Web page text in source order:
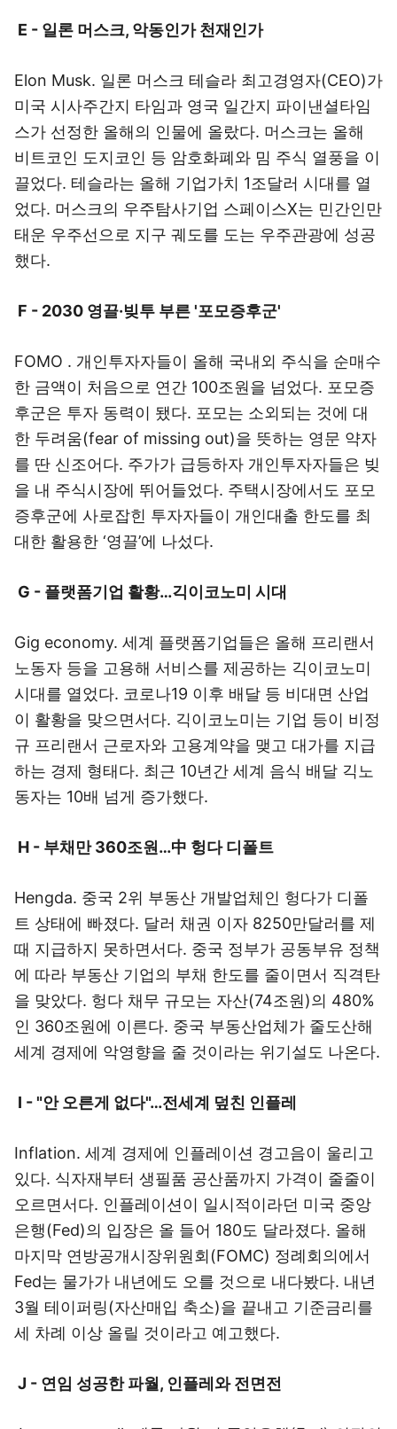
E - 일론 머스크, 악동인가 천재인가
Elon Musk. 일론 머스크 테슬라 최고경영자(CEO)가
미국 시사주간지 타임과 영국 일간지 파이낸셜타임
스가 선정한 올해의 인물에 올랐다. 머스크는 올해
비트코인 도지코인 등 암호화폐와 밈 주식 열풍을 이
끌었다. 테슬라는 올해 기업가치 1조달러 시대를 열
었다. 머스크의 우주탐사기업 스페이스X는 민간인만
태운 우주선으로 지구 궤도를 도는 우주관광에 성공
했다.
F - 2030 영끌·빚투 부른 '포모증후군'
FOMO . 개인투자자들이 올해 국내외 주식을 순매수
한 금액이 처음으로 연간 100조원을 넘었다. 포모증
후군은 투자 동력이 됐다. 포모는 소외되는 것에 대
한 두려움(fear of missing out)을 뜻하는 영문 약자
를 딴 신조어다. 주가가 급등하자 개인투자자들은 빚
을 내 주식시장에 뛰어들었다. 주택시장에서도 포모
증후군에 사로잡힌 투자자들이 개인대출 한도를 최
대한 활용한 ‘영끌’에 나섰다.
G - 플랫폼기업 활황…긱이코노미 시대
Gig economy. 세계 플랫폼기업들은 올해 프리랜서
노동자 등을 고용해 서비스를 제공하는 긱이코노미
시대를 열었다. 코로나19 이후 배달 등 비대면 산업
이 활황을 맞으면서다. 긱이코노미는 기업 등이 비정
규 프리랜서 근로자와 고용계약을 맺고 대가를 지급
하는 경제 형태다. 최근 10년간 세계 음식 배달 긱노
동자는 10배 넘게 증가했다.
H - 부채만 360조원…中 헝다 디폴트
Hengda. 중국 2위 부동산 개발업체인 헝다가 디폴
트 상태에 빠졌다. 달러 채권 이자 8250만달러를 제
때 지급하지 못하면서다. 중국 정부가 공동부유 정책
에 따라 부동산 기업의 부채 한도를 줄이면서 직격탄
을 맞았다. 헝다 채무 규모는 자산(74조원)의 480%
인 360조원에 이른다. 중국 부동산업체가 줄도산해
세계 경제에 악영향을 줄 것이라는 위기설도 나온다.
I - "안 오른게 없다"…전세계 덮친 인플레
Inflation. 세계 경제에 인플레이션 경고음이 울리고
있다. 식자재부터 생필품 공산품까지 가격이 줄줄이
오르면서다. 인플레이션이 일시적이라던 미국 중앙
은행(Fed)의 입장은 올 들어 180도 달라졌다. 올해
마지막 연방공개시장위원회(FOMC) 정례회의에서
Fed는 물가가 내년에도 오를 것으로 내다봤다. 내년
3월 테이퍼링(자산매입 축소)을 끝내고 기준금리를
세 차례 이상 올릴 것이라고 예고했다.
J - 연임 성공한 파월, 인플레와 전면전